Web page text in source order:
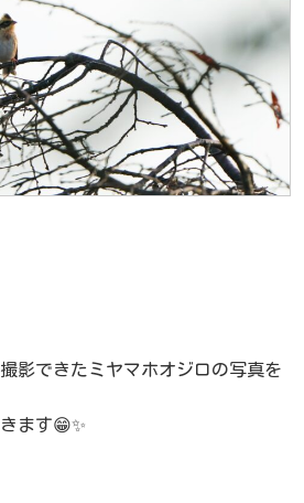
影できたミヤマホオジロの写真を
ます😁✨